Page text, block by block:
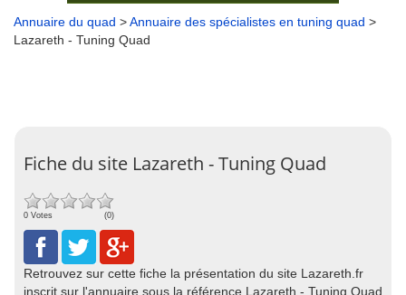
Annuaire du quad >Annuaire des spécialistes en tuning quad >
Lazareth - Tuning Quad
Fiche du site Lazareth - Tuning Quad
0 Votes (0)
Retrouvez sur cette fiche la présentation du site Lazareth.fr
inscrit sur l'annuaire sous la référence Lazareth - Tuning Quad